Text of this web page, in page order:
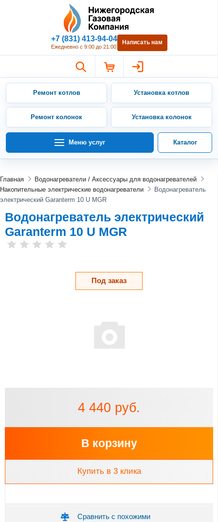
Нижегородская Газовая
+7 (831) 413-94-04
Ежедневно с 9:00 до 21:00
Написать нам
Ремонт котлов Установка котлов
Ремонт колонок Установка колонок
Меню услуг Каталог
Главная
Водонагреватели / Аксессуары для водонагревателей
Накопительные электрические водонагреватели
Водонагреватель
электрический Garanterm 10 U MGR
Водонагреватель электрический
Garanterm 10 U MGR
Под заказ
4 440 руб.
В корзину
Купить в 3 клика
Сравнить с похожими